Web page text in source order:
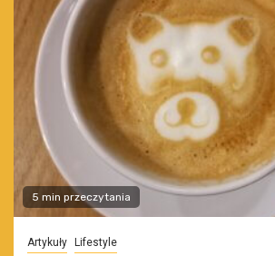
5 min przeczytania
Artykuły Lifestyle